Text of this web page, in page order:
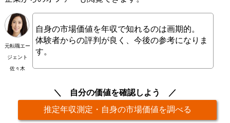
元転職エー
ジェント
佐々木
自身の市場価値を年収で知れるのは画期的。
体験者からの評判が良く、今後の参考になりま
す。
自分の価値を確認しよう
推定年収測定・自身の市場価値を調べる